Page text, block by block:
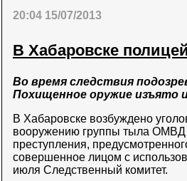
20:04 15/07/2013
В Хабаровске
Во время следствия
Похищенное оружие изъято
В Хабаровске возбуждено
вооружению группы тыла ОМВД
преступления,
совершенное лицом с
июля Следственный комитет.